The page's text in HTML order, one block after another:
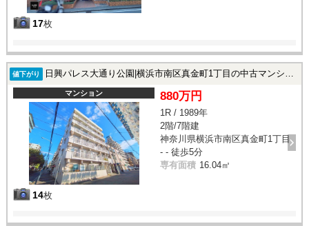
17枚
値下がり 日興パレス大通り公園|横浜市南区真金町1丁目の中古マンション
マンション
14枚
880万円
1R / 1989年
2階/7階建
神奈川県横浜市南区真金町1丁目
- - 徒歩5分
専有面積 16.04㎡